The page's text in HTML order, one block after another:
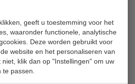
geeft u toestemming voor het
waaronder functionele, analytische
Deze worden gebruikt voor
website en het personaliseren van
klik dan op "Instellingen" om uw
passen.